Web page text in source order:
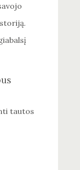
tautos